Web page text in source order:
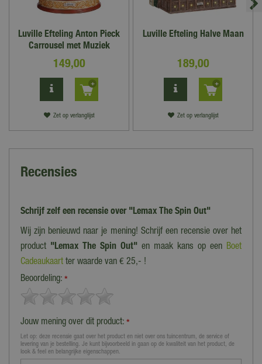
Luville Efteling Anton Pieck
Carrousel met Muziek
149,00
Zet op verlanglijst
Luville Efteling Halve Maan
189,00
Zet op verlanglijst
Recensies
Schrijf zelf een recensie over "Lemax The Spin Out"
Wij zijn benieuwd naar je mening! Schrijf een recensie over het
product "Lemax The Spin Out" en maak kans op een Boet
Cadeaukaart ter waarde van € 25,- !
Beoordeling: *
Jouw mening over dit product: *
Let op: deze recensie gaat over het product en niet over ons tuincentrum, de service of
levering van je bestelling. Je kunt bijvoorbeeld in gaan op de kwaliteit van het product, de
look & feel en belangrijke eigenschappen.